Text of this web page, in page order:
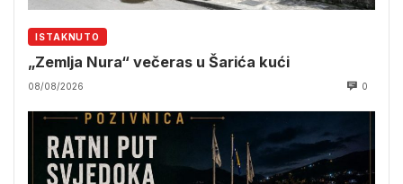
ISTAKNUTO
„Zemlja Nura“ večeras u Šarića kući
08/08/2026 0